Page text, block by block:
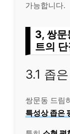
가능합니다.
3, 쌍
트의 단
3.1 좁
쌍문동 드림
특성상 좁은